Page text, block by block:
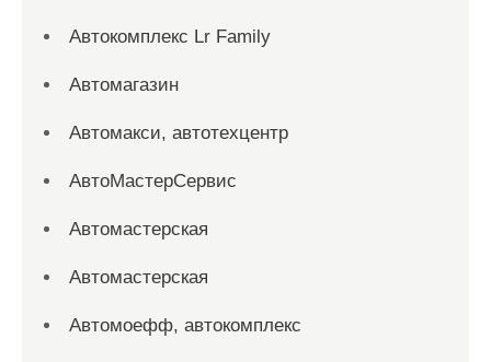
Автокомплекс Lr Family
Автомагазин
Автомакси, автотехцентр
АвтоМастерСервис
Автомастерская
Автомастерская
Автомоефф, автокомплекс